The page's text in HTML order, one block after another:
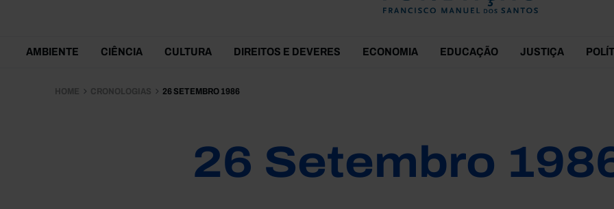
Themes Menu
AMBIENTE CIÊNCIA CULTURA DIREITOS E DEVERES ECONOMIA EDUCAÇÃO JUSTIÇA
HOME CRONOLOGIAS 26 SETEMBRO 1986
26 Setembro